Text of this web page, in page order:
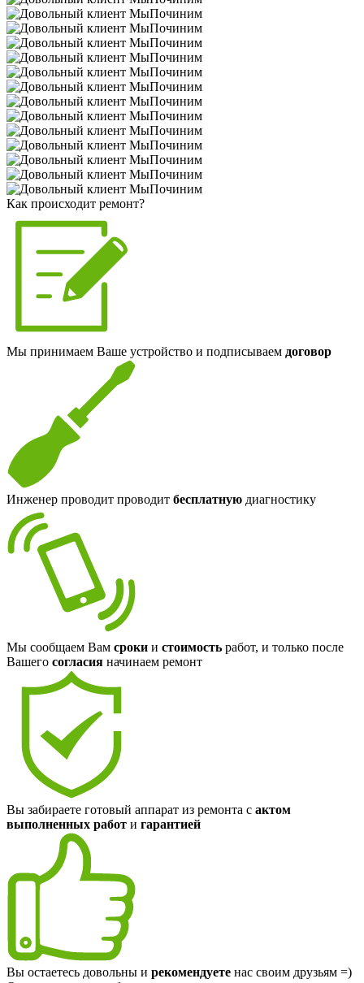
Как происходит ремонт?
Мы принимаем Ваше устройство и подписываем договор
Инженер проводит проводит бесплатную диагностику
Мы сообщаем Вам сроки и стоимость работ, и только после
Вашего согласия начинаем ремонт
Вы забираете готовый аппарат из ремонта с актом
выполненных работ и гарантией
Вы остаетесь довольны и рекомендуете нас своим друзьям =)